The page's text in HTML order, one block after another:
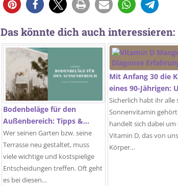
Das könnte dich auch interessieren:
Bodenbeläge für den
Außenbereich: Tipps &…
Wer seinen Garten bzw. seine
Terrasse neu gestaltet, muss
viele wichtige und kostspielige
Entscheidungen treffen. Oft geht
es bei diesen…
Mit Anfang 30 die
eines 90-Jährigen:
Sicherlich habt ihr alle
Sonnenvitamin
handelt sich dabei um
Vitamin D, das von
Körper…